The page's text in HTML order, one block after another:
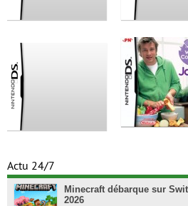
Actu 24/7
Minecraft débarque sur
2026